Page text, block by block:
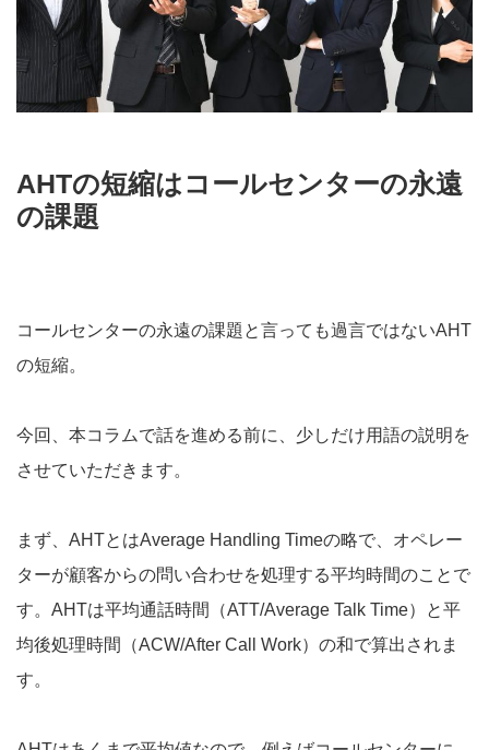
AHTの短縮はコールセンターの永遠
の課題
コールセンターの永遠の課題と言っても過言ではないAHT
の短縮。
今回、本コラムで話を進める前に、少しだけ用語の説明を
させていただきます。
まず、AHTとはAverage Handling Timeの略で、オペレー
ターが顧客からの問い合わせを処理する平均時間のことで
す。AHTは平均通話時間（ATT/Average Talk Time）と平
均後処理時間（ACW/After Call Work）の和で算出されま
す。